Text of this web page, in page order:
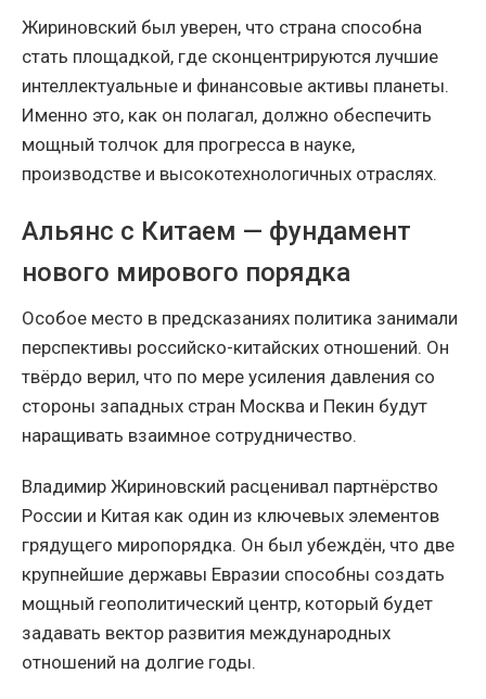
Жириновский был уверен, что страна способна
стать площадкой, где сконцентрируются лучшие
интеллектуальные и финансовые активы планеты.
Именно это, как он полагал, должно обеспечить
мощный толчок для прогресса в науке,
производстве и высокотехнологичных отраслях.
Альянс с Китаем — фундамент
нового мирового порядка
Особое место в предсказаниях политика занимали
перспективы российско-китайских отношений. Он
твёрдо верил, что по мере усиления давления со
стороны западных стран Москва и Пекин будут
наращивать взаимное сотрудничество.
Владимир Жириновский расценивал партнёрство
России и Китая как один из ключевых элементов
грядущего миропорядка. Он был убеждён, что две
крупнейшие державы Евразии способны создать
мощный геополитический центр, который будет
задавать вектор развития международных
отношений на долгие годы.